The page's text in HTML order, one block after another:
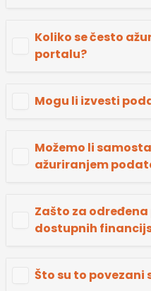
Koliko se često
portalu?
Mogu li izvesti
Možemo li
ažuriranjem
Zašto za
dostupnih
Što su to povezani